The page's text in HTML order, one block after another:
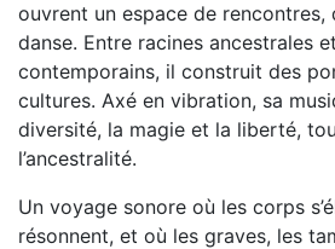
ouvrent un espace de
danse. Entre racines ancestrales
contemporains, il construit des
cultures. Axé en vibration, sa
diversité, la magie et la liberté,
l’ancestralité.
Un voyage sonore où les corps
résonnent, et où les graves, les